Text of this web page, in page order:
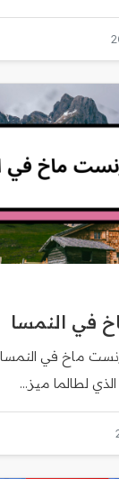
في النمسا
ماخ في النمسا
لطالما ميز...